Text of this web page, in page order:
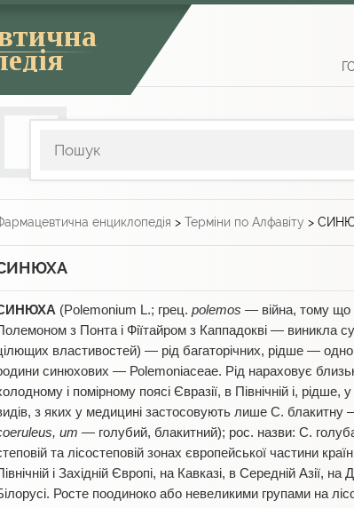
енциклопедія > Терміни по Алфавіту >
(Polemonium L.; грец. polemos — війна, тому
з Понта і Фіїтайром з Каппадокві — виникла
властивостей) — рід багаторічних, рідше —
синюхових — Роlemoniaceae. Рід нараховує
і помірному поясі Євразії, в Північній і,
з яких у медицині застосовують лише С.
um — голубий, блакитний); рос. назви: С.
та лісостеповій зонах європейської частини
і Західній Європі, на Кавказі, в Середній Азії,
Росте поодиноко або невеликими групами на